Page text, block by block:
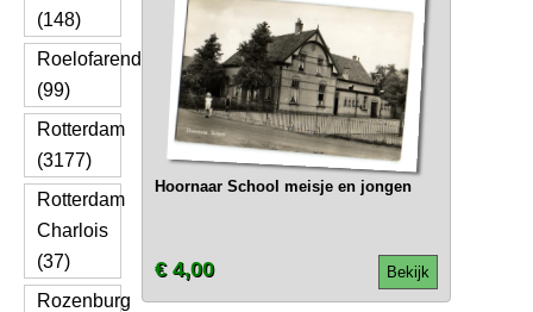
(148)
Roelofarendsveen
(99)
Rotterdam
(3177)
Rotterdam
Charlois
(37)
Rozenburg
Hoornaar School meisje en jongen
Bekijk
€ 4,00